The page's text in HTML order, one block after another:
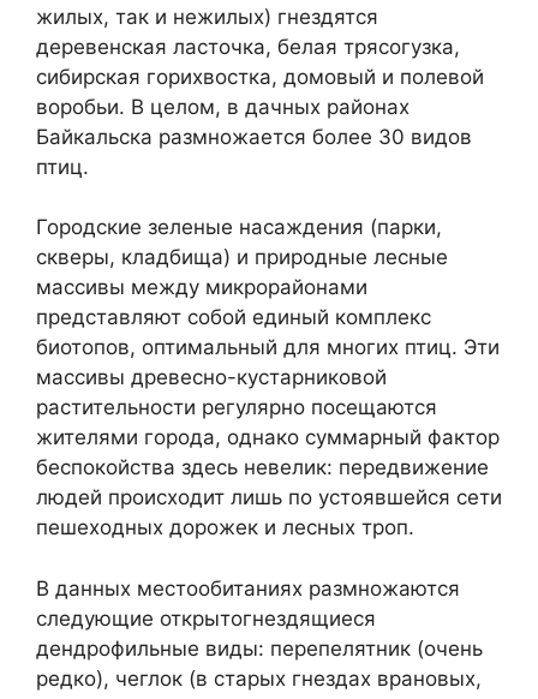
жилых, так и нежилых) гнездятся
деревенская ласточка, белая трясогузка,
сибирская горихвостка, домовый и полевой
воробьи. В целом, в дачных районах
Байкальска размножается более 30 видов
птиц.
Городские зеленые насаждения (парки,
скверы, кладбища) и природные лесные
массивы между микрорайонами
представляют собой единый комплекс
биотопов, оптимальный для многих птиц. Эти
массивы древесно-кустарниковой
растительности регулярно посещаются
жителями города, однако суммарный фактор
беспокойства здесь невелик: передвижение
людей происходит лишь по устоявшейся сети
пешеходных дорожек и лесных троп.
В данных местообитаниях размножаются
следующие открытогнездящиеся
дендрофильные виды: перепелятник (очень
редко), чеглок (в старых гнездах врановых,